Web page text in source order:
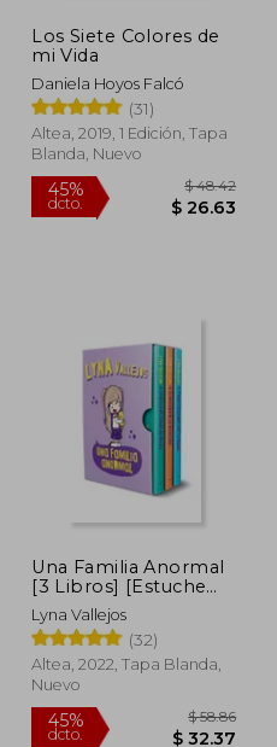
45%
dcto. $
Los Siete Colores de
mi Vida
Daniela Hoyos Falcó
(31)
Altea, 2019, 1 Edición, Tapa
Blanda, Nuevo
Una Familia Anormal
[3 Libros] [Estuche
Cartone]
Lyna Vallejos
(32)
Altea, 2022, Tapa Blanda,
Nuevo